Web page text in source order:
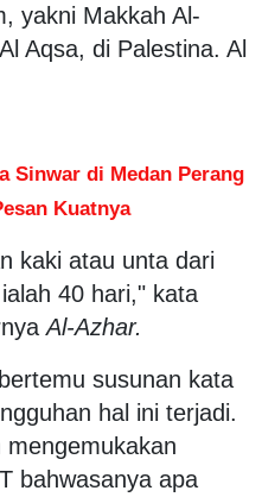
yakni Makkah Al-
Aqsa, di Palestina. Al
Sinwar di Medan Perang
Kuatnya
kaki atau unta dari
40 hari," kata
Al-Azhar.
susunan kata
hal ini terjadi.
bahwasanya apa